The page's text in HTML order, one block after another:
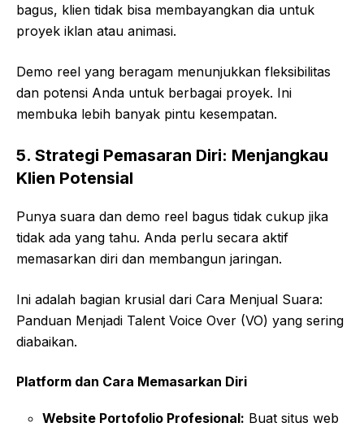
bagus, klien tidak bisa membayangkan dia untuk
proyek iklan atau animasi.
Demo reel yang beragam menunjukkan fleksibilitas
dan potensi Anda untuk berbagai proyek. Ini
membuka lebih banyak pintu kesempatan.
5. Strategi Pemasaran Diri: Menjangkau
Klien Potensial
Punya suara dan demo reel bagus tidak cukup jika
tidak ada yang tahu. Anda perlu secara aktif
memasarkan diri dan membangun jaringan.
Ini adalah bagian krusial dari Cara Menjual Suara:
Panduan Menjadi Talent Voice Over (VO) yang sering
diabaikan.
Platform dan Cara Memasarkan Diri
Website Portofolio Profesional: Buat situs web